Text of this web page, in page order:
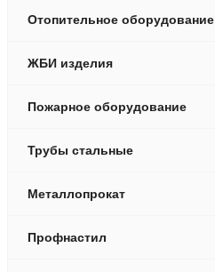
Отопительное оборудование
ЖБИ изделия
Пожарное оборудование
Трубы стальные
Металлопрокат
Профнастил